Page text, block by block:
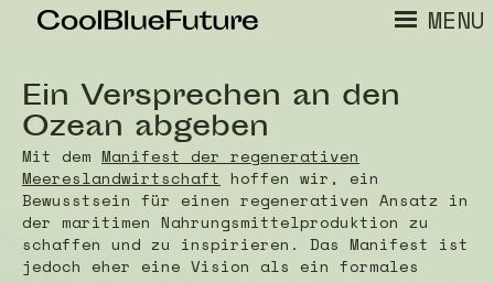
MENU
Ein Versprechen an den
Ozean abgeben
Mit dem Manifest der regenerativen
Meereslandwirtschaft hoffen wir, ein
Bewusstsein für einen regenerativen Ansatz in
der maritimen Nahrungsmittelproduktion zu
schaffen und zu inspirieren. Das Manifest ist
jedoch eher eine Vision als ein formales